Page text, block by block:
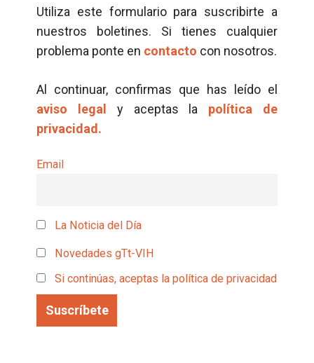
Utiliza este formulario para suscribirte a
nuestros boletines. Si tienes cualquier
problema ponte en contacto con nosotros.
Al continuar, confirmas que has leído el
aviso legal
y aceptas la política de
privacidad.
Email
La Noticia del Día
Novedades gTt-VIH
Si continúas, aceptas la política de privacidad